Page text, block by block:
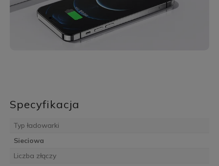
Specyfikacja
Typ ładowarki
Sieciowa
Liczba złączy